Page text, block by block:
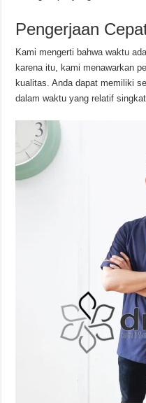
Pengerjaan
Kami mengerti bahwa waktu
karena itu, kami menawarkan
kualitas. Anda dapat memiliki
dalam waktu yang relatif